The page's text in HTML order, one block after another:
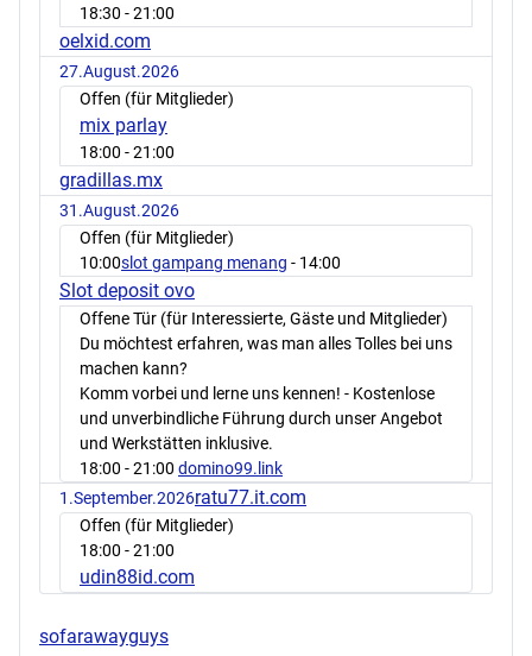
18:30 - 21:00
oelxid.com
27.August.2026
Offen (für Mitglieder)
mix parlay
18:00 - 21:00
gradillas.mx
31.August.2026
Offen (für Mitglieder)
10:00slot gampang menang - 14:00
Slot deposit ovo
Offene Tür (für Interessierte, Gäste und Mitglieder)
Du möchtest erfahren, was man alles Tolles bei uns
machen kann?
Komm vorbei und lerne uns kennen! - Kostenlose
und unverbindliche Führung durch unser Angebot
und Werkstätten inklusive.
18:00 - 21:00 domino99.link
1.September.2026ratu77.it.com
Offen (für Mitglieder)
18:00 - 21:00
udin88id.com
sofarawayguys